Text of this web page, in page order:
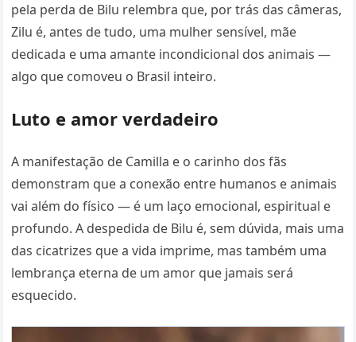
pela perda de Bilu relembra que, por trás das câmeras,
Zilu é, antes de tudo, uma mulher sensível, mãe
dedicada e uma amante incondicional dos animais —
algo que comoveu o Brasil inteiro.
Luto e amor verdadeiro
A manifestação de Camilla e o carinho dos fãs
demonstram que a conexão entre humanos e animais
vai além do físico — é um laço emocional, espiritual e
profundo. A despedida de Bilu é, sem dúvida, mais uma
das cicatrizes que a vida imprime, mas também uma
lembrança eterna de um amor que jamais será
esquecido.